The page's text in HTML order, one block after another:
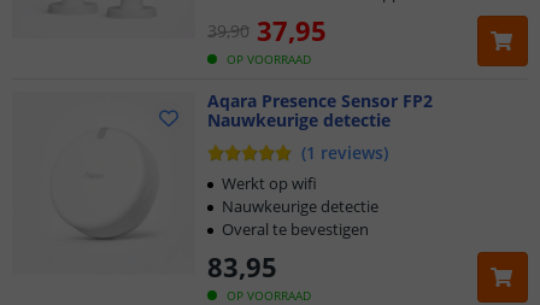
OP VOORRAAD
39,90 37,95
Aqara Presence Sensor FP2
Nauwkeurige detectie
(1 reviews)
OP VOORRAAD
83,95
Werkt op wifi
Nauwkeurige detectie
Overal te bevestigen